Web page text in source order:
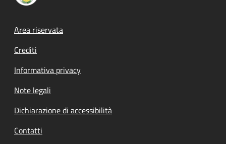
Footer menu
Area riservata
Crediti
Informativa privacy
Note legali
Dichiarazione di accessibilità
Contatti